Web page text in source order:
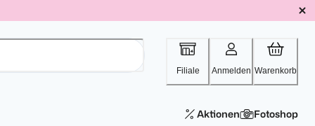
Filiale Anmelden Warenkorb
Aktionen Fotoshop